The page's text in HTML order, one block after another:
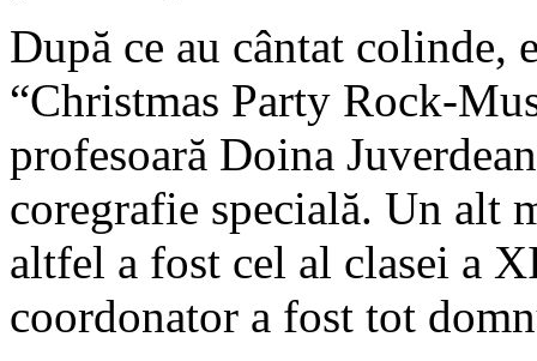
După ce au cântat
“Christmas Party Rock-
profesoară Doina
coregrafie specială. Un alt
altfel a fost cel al clasei a
coordonator a fost tot